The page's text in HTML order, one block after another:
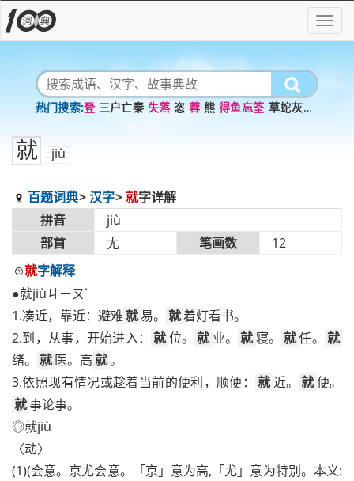
登 三户亡秦 失落 恣 蓉 熊 得鱼忘筌 草蛇灰线
就 jiù
百题词典 汉字 就字详解
拼音
jiù
部首
尢 笔画数
12
就字解释
●就jiùㄐㄧㄡˋ
1.凑近，靠近：避难就易。 就着灯看书。
2.到，从事，开始进入：
就位。 就 业。 就寝。 就任。 就
绪。 就医。高就。
3.依照现有情况或趁着当前的便利，顺便：
就近。 就便。
就事论事。
◎就jiù
〈动〉
(1)(会意。京尤会意。「京」意为高,「尤」意为特别。本义: